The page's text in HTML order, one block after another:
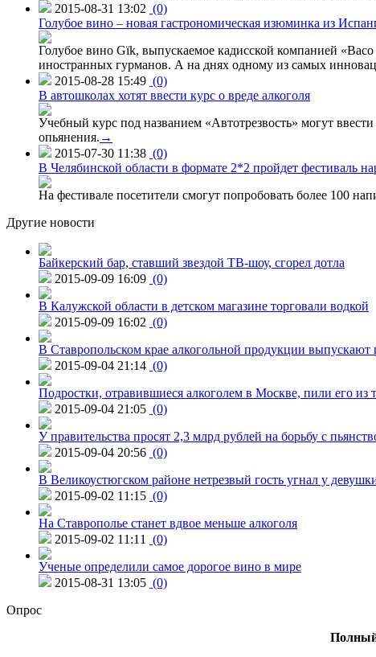
2015-08-31 13:02 (0)
Голубое вино – новая гастрономическая изюминка из
Голубое вино Gïk, выпускаемое кадисской компанией
иностранных гурманов. А на днях одному из самых
2015-08-28 15:49 (0)
В автошколах хотят ввести курс о вреде алкоголя
Учебный курс под названием «Автотрезвость» могут
опьянения. →
2015-07-30 11:38 (0)
В Челябинской области в формате 2*2 пройдет фестиваль
На фестивале посетители смогут попробовать более 100
Другие новости
Байкерский бар, ставший звездой ТВ-шоу, сгорел дотла
2015-09-09 16:09 (0)
В Калужской области в детском магазине торговали водкой
2015-09-09 16:02 (0)
В Ставропольском крае алкогольной продукции выпускают
2015-09-04 21:14 (0)
Подростки, отравившиеся алкоголем в Москве, пили его из
2015-09-04 21:05 (0)
У правительства просят 2,3 млрд рублей на борьбу с
2015-09-04 20:56 (0)
В Великоустюгском районе нетрезвый гость угнал у
2015-09-02 11:15 (0)
На Ставрополье станет вдвое меньше алкоголя
2015-09-02 11:11
(0)
Ученые определили самое дорогое вино в мире
2015-08-31 13:05 (0)
Опрос